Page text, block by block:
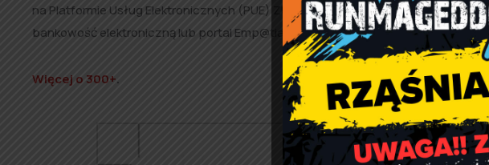
na Platformie Usług Elektronicznych (PUE) ZUS. Rodzice, którzy nie mają konta na
bankowość elektroniczną lub portal Emp@tia.
Więcej o 300+.